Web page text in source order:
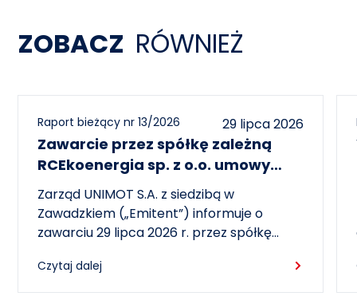
ZOBACZ RÓWNIEŻ
Raport bieżący nr 13/2026 29 lipca 2026
Zawarcie przez spółkę zależną
RCEkoenergia sp. z o.o. umowy
wieloletniej na sprzedaż ciepła do
miasta Czechowice-Dziedzice
Zarząd UNIMOT S.A. z siedzibą w
Zawadzkiem („Emitent”) informuje o
zawarciu 29 lipca 2026 r. przez spółkę
wieloletniej umowy sprzedaży ciepła z
Przedsiębiorstwem Inżynierii Miejskiej sp. z
Czytaj dalej